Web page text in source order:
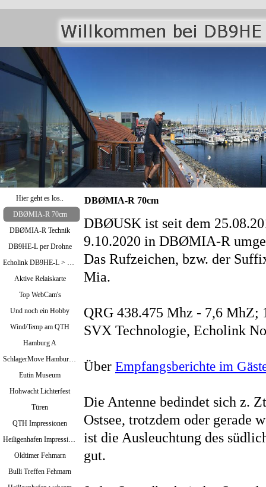
Hier geht es los..
DBØMIA-R 70cm
DBØMIA-R Technik
DB9HE-L per Drohne
Echolink DB9HE-L > Bild oben / DBØMIA-R >Bild unten
Aktive Relaiskarte
Top WebCam's
Und noch ein Hobby
Wind/Temp am QTH
Hamburg A
SchlagerMove Hamburg 2024
Eutin Museum
Hohwacht Lichterfest
Türen
QTH Impressionen
Heiligenhafen Impressionen
Oldtimer Fehmarn
Bulli Treffen Fehmarn
DBØMIA-R 70cm
DBØUSK ist seit dem
9.10.2020 in DBØMIA-R
Das Rufzeichen, bzw. der
Mia.
QRG 438.475 Mhz - 7,6 MhZ;
SVX Technologie, Echolink
Über Empfangsberichte im
Die Antenne bedindet sich z.
Ostsee, trotzdem oder gerade
ist die Ausleuchtung des
gut.